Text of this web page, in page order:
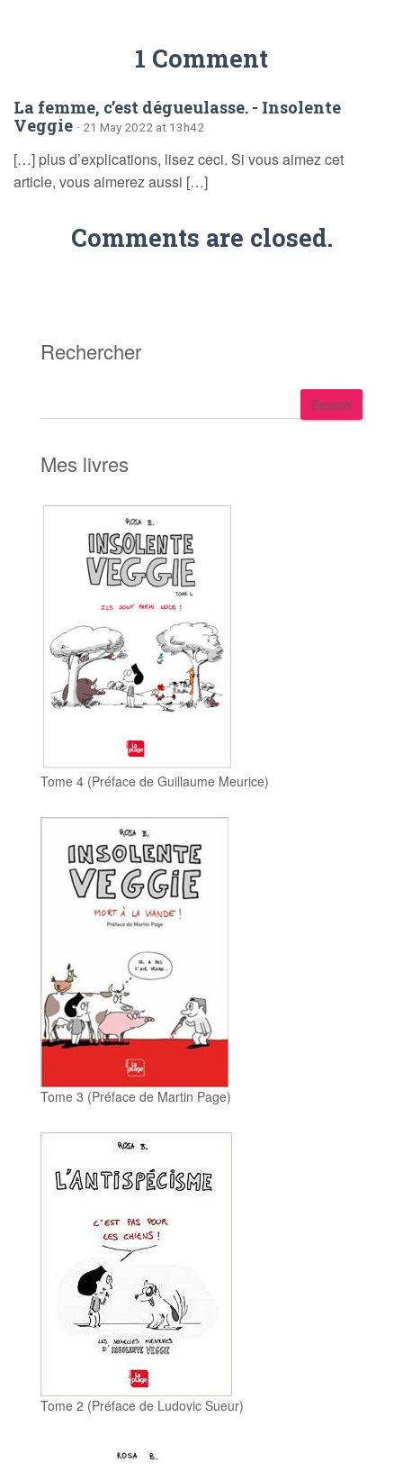
1 Comment
La femme, c’est dégueulasse. - Insolente
Veggie · 21 May 2022 at 13h42
[…] plus d’explications, lisez ceci. Si vous aimez cet
article, vous aimerez aussi […]
Comments are closed.
Rechercher
e
c
Search
Mes livres
Tome 4 (Préface de Guillaume Meurice)
Tome 3 (Préface de Martin Page)
Tome 2 (Préface de Ludovic Sueur)